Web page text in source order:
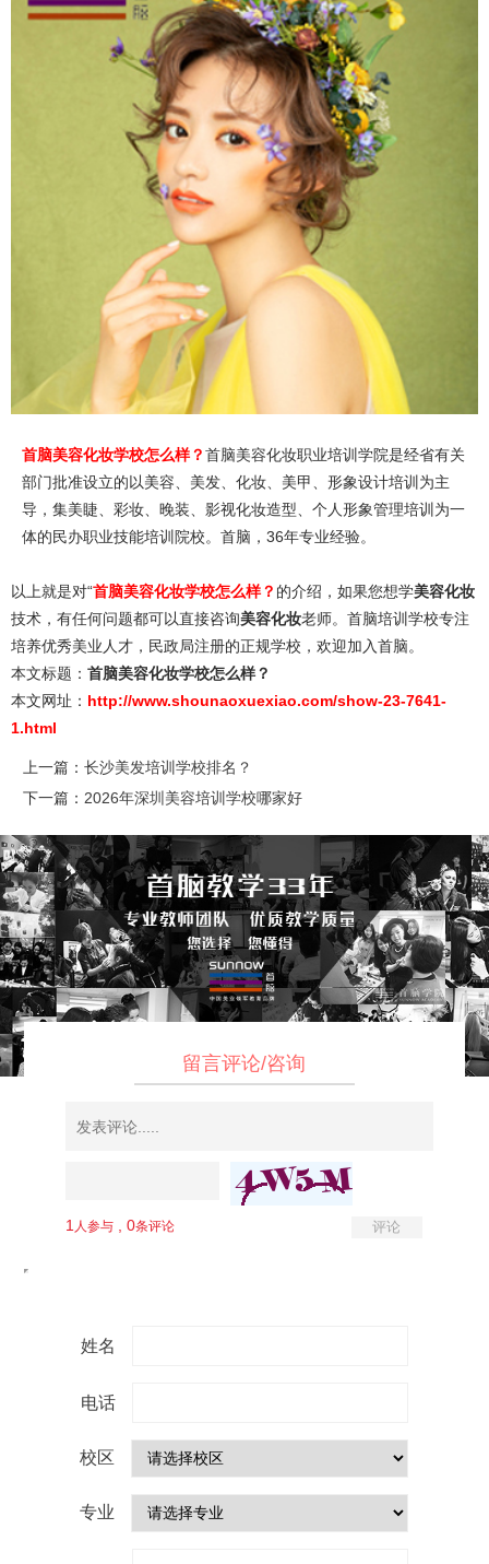
首脑美容化妆学校怎么样？首脑美容化妆职业培训学院是经省有关
部门批准设立的以美容、美发、化妆、美甲、形象设计培训为主
导，集美睫、彩妆、晚装、影视化妆造型、个人形象管理培训为一
体的民办职业技能培训院校。首脑，36年专业经验。
以上就是对“首脑美容化妆学校怎么样？ 的介绍，如果您想学美容化妆
技术，有任何问题都可以直接咨询美容化妆老师。首脑培训学校专注
培养优秀美业人才，民政局注册的正规学校，欢迎加入首脑。
本文标题： 首脑美容化妆学校怎么样？
本文网址： http://www.shounaoxuexiao.com/show-23-7641-
1.html
上一篇： 长沙美发培训学校排名？
下一篇： 2026年深圳美容培训学校哪家好
留言评论/咨询
姓名
电话
校区
专业